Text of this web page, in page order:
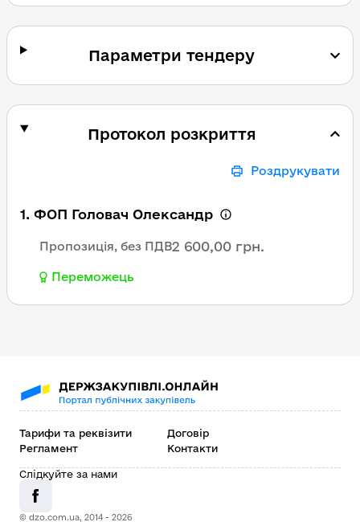
Параметри тендеру
Протокол розкриття
Роздрукувати
1. ФОП Головач Олександр
Пропозиція, без ПДВ2 600,00 грн.
Переможець
Тарифи та реквізити
Договір
Регламент
Контакти
© dzo.com.ua, 2014 - 2026
Слідкуйте за нами